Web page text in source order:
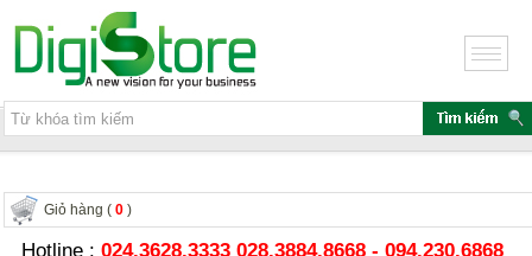
Giỏ hàng ( 0 )
Hotline : 024.3628.3333 028.3884.8668 - 094.230.6868